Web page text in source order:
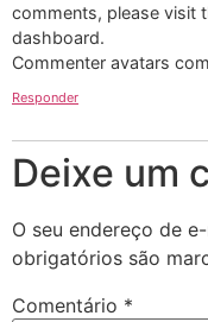
comments, please visit
dashboard.
Commenter avatars
Responder
Deixe um
O seu endereço de
obrigatórios são
Comentário *